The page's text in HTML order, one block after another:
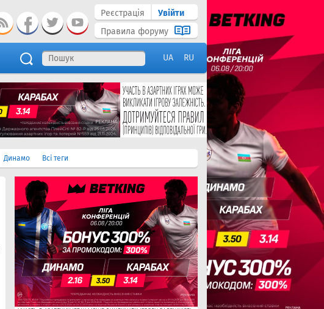
Реєстрація
Увійти
Правила форуму
UA RU
Динамо Всі теги